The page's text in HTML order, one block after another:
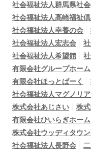
社会福祉法人群馬県社
社会福祉法人高崎福祉
社会福祉法人幸養の会
社会福祉法人宏志会
社会福祉法人希望館
有限会社グループホー
有限会社ほっとぱーく
社会福祉法人マグノリ
株式会社あじさい
株
有限会社ひいらぎホーム
株式会社ウッディタウ
社会福祉法人長野会